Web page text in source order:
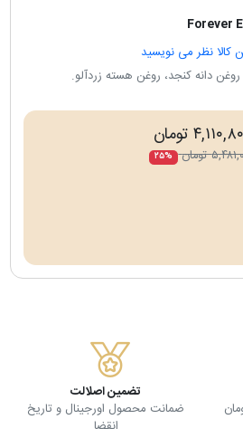
Forever
کالا نظر می نویسید
دانه کنجد، روغن هسته زردآلو.
تومان
تومان ۲۵%
تضمین اصلالت
ضمانت محصول اورجینال و تاریخ
انقضا